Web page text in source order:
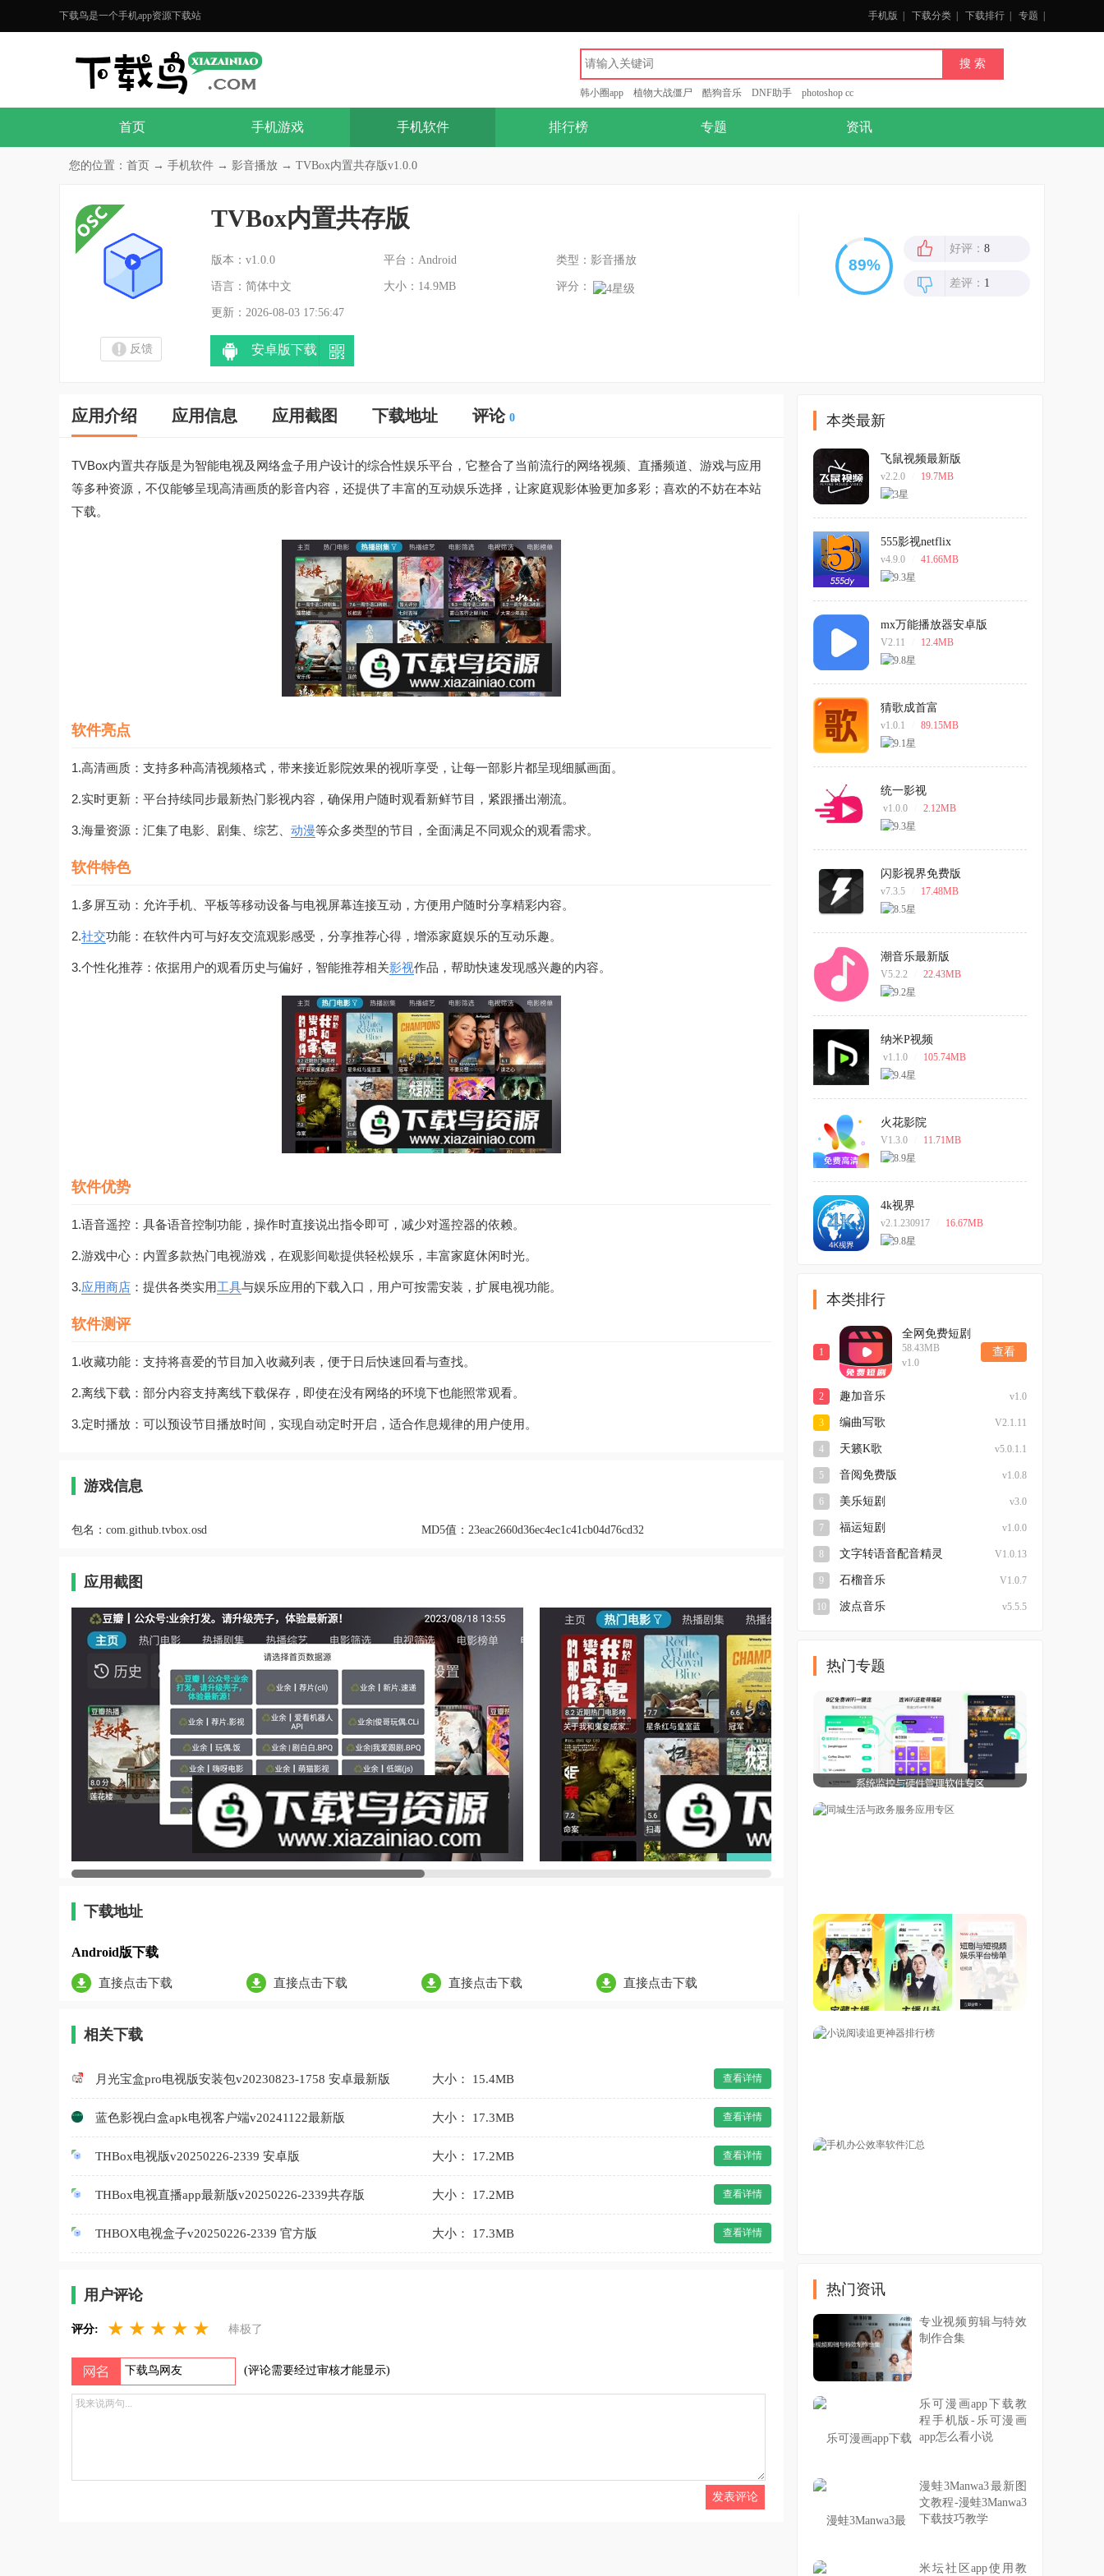
下载鸟是一个手机app资源下载站 手机版 下载分类 下载排行 专题
韩小圈app 植物大战僵尸 酷狗音乐 DNF助手 photoshop cc
首页 手机游戏 手机软件 排行榜 专题 资讯
您的位置： 首页 → 手机软件 → 影音播放 → TVBox内置共存版v1.0.0
TVBox内置共存版
版本：v1.0.0 平台：Android 类型：影音播放
语言：简体中文 大小：14.9MB 评分：
更新：2026-08-03 17:56:47
反馈 安卓版下载
好评： 8
差评： 1
应用介绍 应用信息 应用截图 下载地址 评论 0
TVBox内置共存版是为智能电视及网络盒子用户设计的综合性娱乐平台，它整合了当前流行的网络视频、直播频道、游戏与应用
等多种资源，不仅能够呈现高清画质的影音内容，还提供了丰富的互动娱乐选择，让家庭观影体验更加多彩；喜欢的不妨在本站
下载。
软件亮点
1.高清画质：支持多种高清视频格式，带来接近影院效果的视听享受，让每一部影片都呈现细腻画面。
2.实时更新：平台持续同步最新热门影视内容，确保用户随时观看新鲜节目，紧跟播出潮流。
3.海量资源：汇集了电影、剧集、综艺、 动漫等众多类型的节目，全面满足不同观众的观看需求。
软件特色
1.多屏互动：允许手机、平板等移动设备与电视屏幕连接互动，方便用户随时分享精彩内容。
2.社交功能：在软件内可与好友交流观影感受，分享推荐心得，增添家庭娱乐的互动乐趣。
3.个性化推荐：依据用户的观看历史与偏好，智能推荐相关影视作品，帮助快速发现感兴趣的内容。
软件优势
1.语音遥控：具备语音控制功能，操作时直接说出指令即可，减少对遥控器的依赖。
2.游戏中心：内置多款热门电视游戏，在观影间歇提供轻松娱乐，丰富家庭休闲时光。
3.应用商店 ：提供各类实用工具与娱乐应用的下载入口，用户可按需安装，扩展电视功能。
软件测评
1.收藏功能：支持将喜爱的节目加入收藏列表，便于日后快速回看与查找。
2.离线下载：部分内容支持离线下载保存，即使在没有网络的环境下也能照常观看。
3.定时播放：可以预设节目播放时间，实现自动定时开启，适合作息规律的用户使用。
游戏信息
包名： com.github.tvbox.osd MD5值： 23eac2660d36ec4ec1c41cb04d76cd32
应用截图
下载地址
Android版下载
直接点击下载 直接点击下载 直接点击下载 直接点击下载
相关下载
月光宝盒pro电视版安装包v20230823-1758 安卓最新版 大小： 15.4MB 查看详情
蓝色影视白盒apk电视客户端v20241122最新版 大小： 17.3MB 查看详情
THBox电视版v20250226-2339 安卓版 大小： 17.2MB 查看详情
THBox电视直播app最新版v20250226-2339共存版 大小： 17.2MB 查看详情
THBOX电视盒子v20250226-2339 官方版 大小： 17.3MB 查看详情
用户评论
评分: ★ ★ ★ ★ ★ 棒极了
(评论需要经过审核才能显示)
本类最新
飞鼠视频最新版
v2.2.0 19.7MB
555影视netflix
v4.9.0 41.66MB
mx万能播放器安卓版
V2.11 12.4MB
猜歌成首富
v1.0.1 89.15MB
统一影视
v1.0.0 2.12MB
闪影视界免费版
v7.3.5 17.48MB
潮音乐最新版
V5.2.2 22.43MB
纳米P视频
v1.1.0 105.74MB
火花影院
V1.3.0 11.71MB
4k视界
v2.1.230917 16.67MB
本类排行
1
全网免费短剧
大全
58.43MB
v1.0
查看
2 趣加音乐 v1.0
3 编曲写歌 V2.1.11
4 天籁K歌 v5.0.1.1
5 音阅免费版 v1.0.8
6 美乐短剧 v3.0
7 福运短剧 v1.0.0
8 文字转语音配音精灵 V1.0.13
9 石榴音乐 V1.0.7
10 波点音乐 v5.5.5
热门专题
热门资讯
专业视频剪辑与特效
制作合集
乐可漫画app下载教
程手机版-乐可漫画
app怎么看小说
漫蛙3Manwa3最新图
文教程-漫蛙3Manwa3
下载技巧教学
米坛社区app使用教